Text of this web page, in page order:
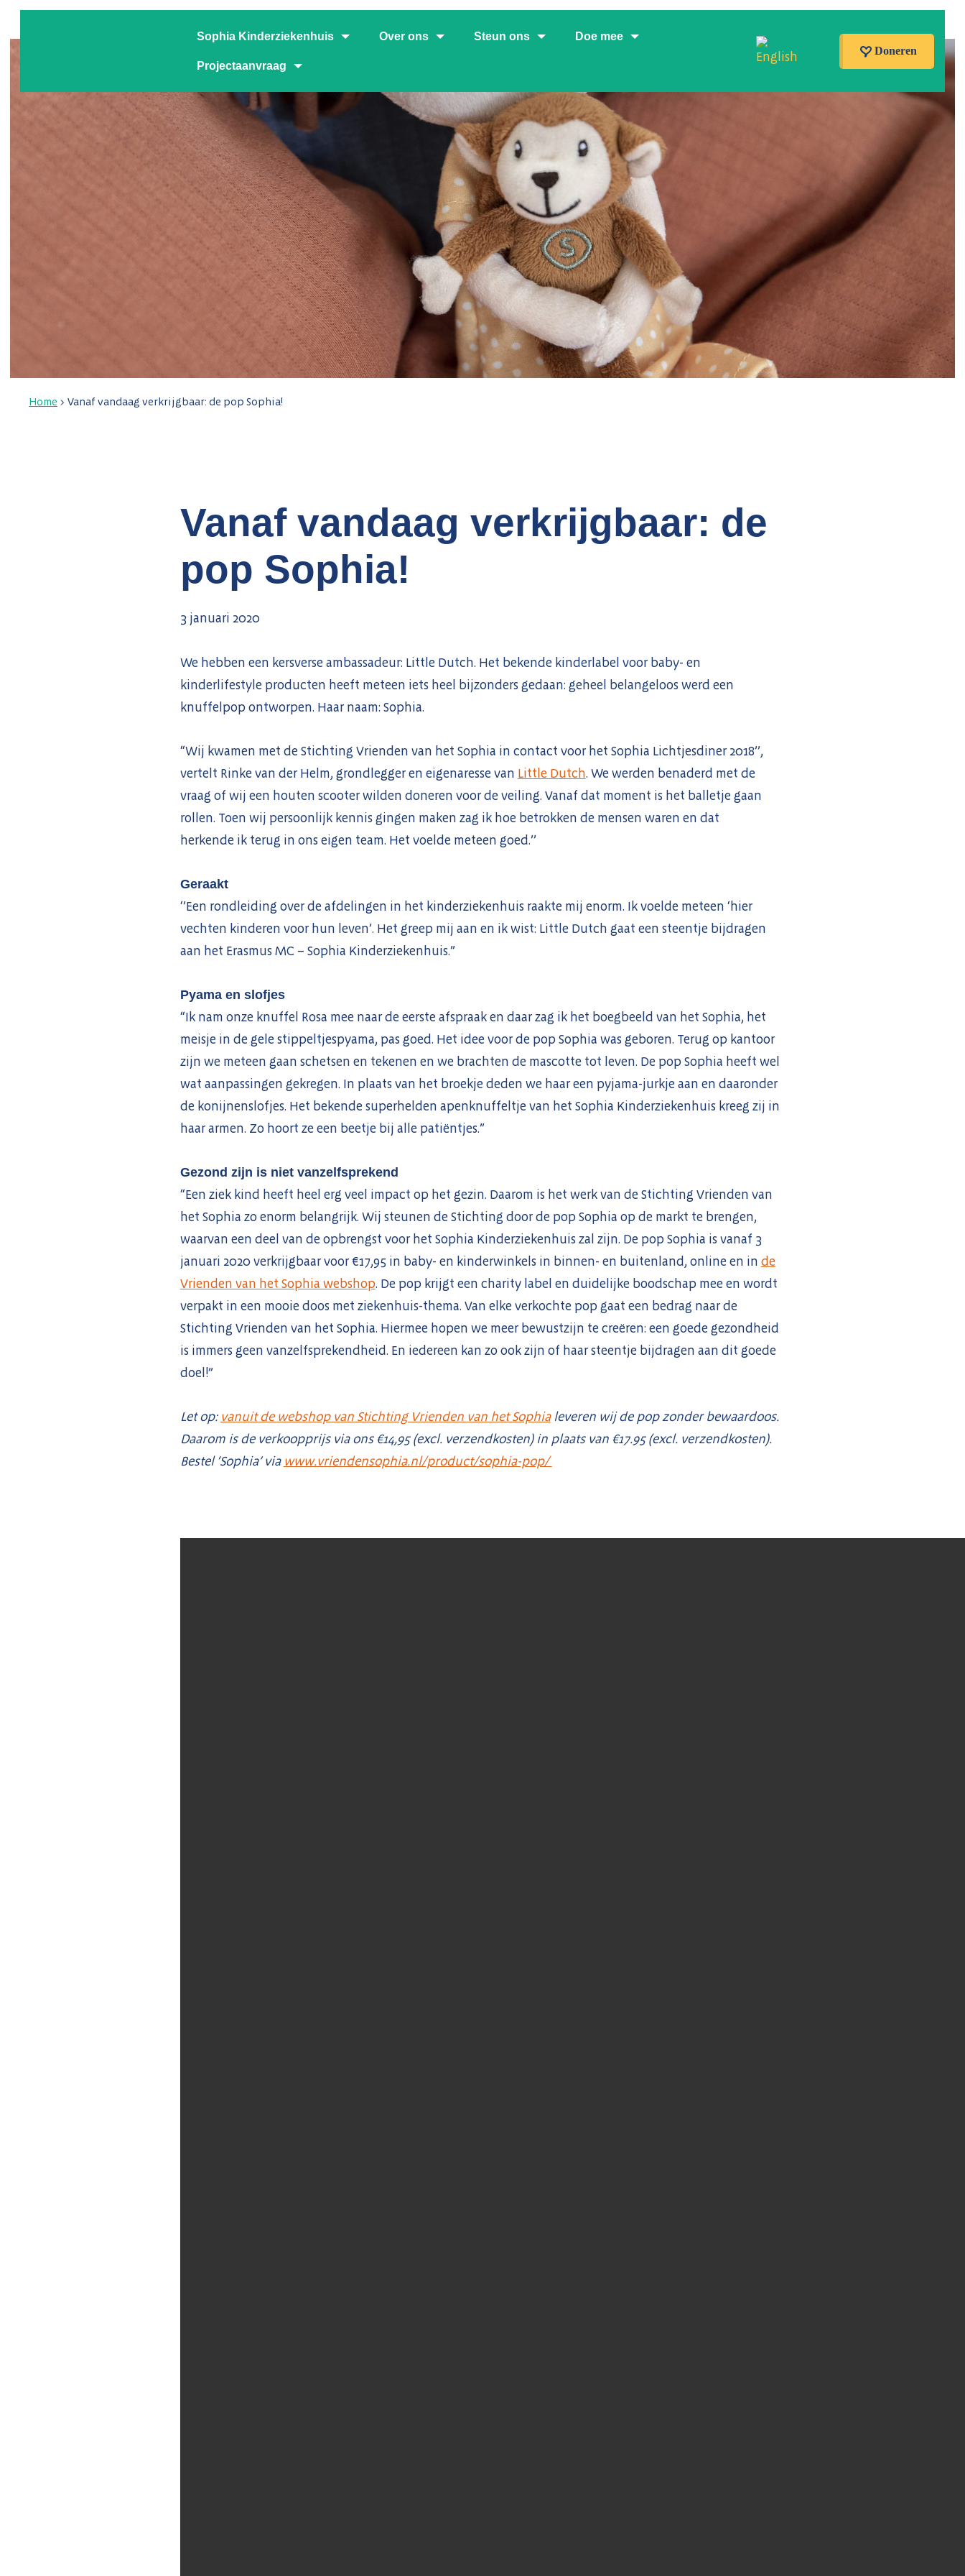
Sophia Kinderziekenhuis Over ons Steun ons Doe mee
Projectaanvraag
Doneren
Home > Vanaf vandaag verkrijgbaar: de pop Sophia!
Vanaf vandaag verkrijgbaar: de
pop Sophia!
3 januari 2020
We hebben een kersverse ambassadeur: Little Dutch. Het bekende kinderlabel voor baby- en
kinderlifestyle producten heeft meteen iets heel bijzonders gedaan: geheel belangeloos werd een
knuffelpop ontworpen. Haar naam: Sophia.
“Wij kwamen met de Stichting Vrienden van het Sophia in contact voor het Sophia Lichtjesdiner 2018’’,
vertelt Rinke van der Helm, grondlegger en eigenaresse van Little Dutch. We werden benaderd met de
vraag of wij een houten scooter wilden doneren voor de veiling. Vanaf dat moment is het balletje gaan
rollen. Toen wij persoonlijk kennis gingen maken zag ik hoe betrokken de mensen waren en dat
herkende ik terug in ons eigen team. Het voelde meteen goed.’’
Geraakt
‘’Een rondleiding over de afdelingen in het kinderziekenhuis raakte mij enorm. Ik voelde meteen ‘hier
vechten kinderen voor hun leven’. Het greep mij aan en ik wist: Little Dutch gaat een steentje bijdragen
aan het Erasmus MC – Sophia Kinderziekenhuis.”
Pyama en slofjes
“Ik nam onze knuffel Rosa mee naar de eerste afspraak en daar zag ik het boegbeeld van het Sophia, het
meisje in de gele stippeltjespyama, pas goed. Het idee voor de pop Sophia was geboren. Terug op kantoor
zijn we meteen gaan schetsen en tekenen en we brachten de mascotte tot leven. De pop Sophia heeft wel
wat aanpassingen gekregen. In plaats van het broekje deden we haar een pyjama-jurkje aan en daaronder
de konijnenslofjes. Het bekende superhelden apenknuffeltje van het Sophia Kinderziekenhuis kreeg zij in
haar armen. Zo hoort ze een beetje bij alle patiëntjes.”
Gezond zijn is niet vanzelfsprekend
“Een ziek kind heeft heel erg veel impact op het gezin. Daarom is het werk van de Stichting Vrienden van
het Sophia zo enorm belangrijk. Wij steunen de Stichting door de pop Sophia op de markt te brengen,
waarvan een deel van de opbrengst voor het Sophia Kinderziekenhuis zal zijn. De pop Sophia is vanaf 3
januari 2020 verkrijgbaar voor €17,95 in baby- en kinderwinkels in binnen- en buitenland, online en in de
Vrienden van het Sophia webshop. De pop krijgt een charity label en duidelijke boodschap mee en wordt
verpakt in een mooie doos met ziekenhuis-thema. Van elke verkochte pop gaat een bedrag naar de
Stichting Vrienden van het Sophia. Hiermee hopen we meer bewustzijn te creëren: een goede gezondheid
is immers geen vanzelfsprekendheid. En iedereen kan zo ook zijn of haar steentje bijdragen aan dit goede
doel!”
Let op: vanuit de webshop van Stichting Vrienden van het Sophialeveren wij de pop zonder bewaardoos.
Daarom is de verkoopprijs via ons €14,95 (excl. verzendkosten) in plaats van €17.95 (excl. verzendkosten).
Bestel ‘Sophia’ via www.vriendensophia.nl/product/sophia-pop/